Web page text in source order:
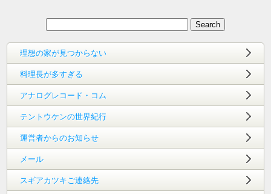
理想の家が見つからない
料理長が多すぎる
アナログレコード・コム
テントウケンの世界紀行
運営者からのお知らせ
メール
スギアカツキご連絡先